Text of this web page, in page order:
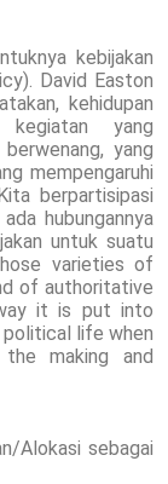
kebijakan
David Easton
kehidupan
kegiatan yang
yang
mempengaruhi
berpartisipasi
hubungannya
untuk suatu
varieties of
of authoritative
it is put into
life when
making and
Alokasi sebagai